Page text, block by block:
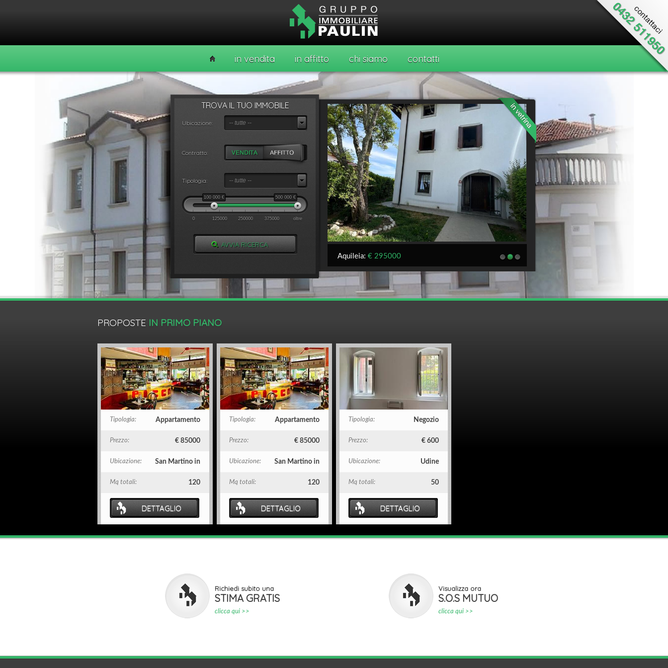
in vendita in affitto chi siamo contatti
TROVA IL TUO IMMOBILE
Ubicazione: -- tutte --
Contratto:
Tipologia: -- tutte --
100 000€ 500 000 €
0 125000 250000 375000 oltre
Aquileia: € 295000
1 2 3
PROPOSTE IN PRIMO PIANO
Tipologia: Appartamento
Prezzo: € 85000
Ubicazione: San Martino in
Mq totali: 120
DETTAGLIO
Tipologia: Appartamento
Prezzo: € 85000
Ubicazione: San Martino in
Mq totali: 120
DETTAGLIO
Tipologia: Negozio
Prezzo: € 600
Ubicazione: Udine
Mq totali: 50
DETTAGLIO
Richiedi subito una
STIMA GRATIS
clicca qui >>
Visualizza ora
S.O.S MUTUO
clicca qui >>